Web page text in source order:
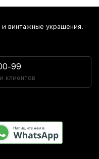
винтажные украшения.
99
клиентов